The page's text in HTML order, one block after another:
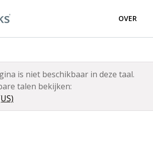
OVER
is niet beschikbaar in deze taal.
talen bekijken: